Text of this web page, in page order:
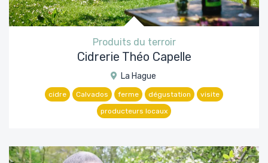
Produits du terroir
Cidrerie Théo Capelle
La Hague
cidre Calvados ferme dégustation
visite
producteurs locaux